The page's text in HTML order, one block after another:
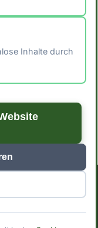
Einstellungen
für bewusste
Inhalte durch